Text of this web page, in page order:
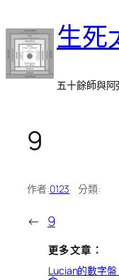
至
主
要
內
生死
五十餘師與
9
作者:0123 分類:
← 9
更多文章：
Lucian的數字